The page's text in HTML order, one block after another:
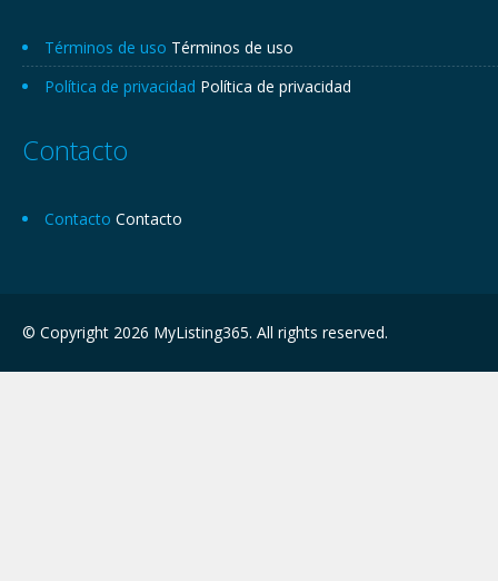
Términos de uso Términos de uso
Política de privacidad Política de privacidad
Contacto
Contacto Contacto
© Copyright 2026 MyListing365. All rights reserved.